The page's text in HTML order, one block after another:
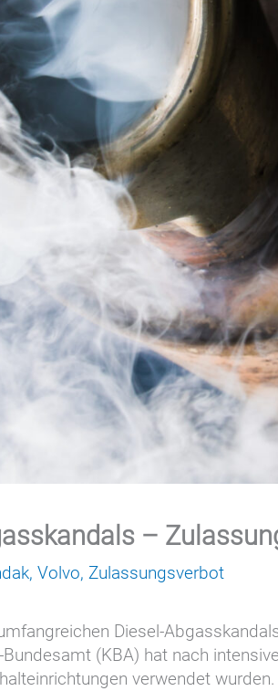
–
, Volvo, Zulassungsverbot
Diesel-
(KBA) hat nach
verwendet